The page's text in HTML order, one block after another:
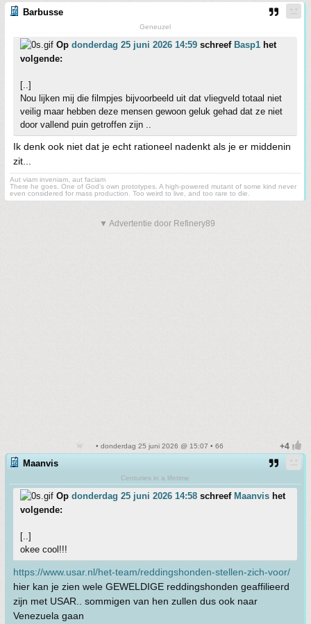
Barbusse
Geneuzel
Op donderdag 25 juni 2026 14:59 schreef Basp1 het
volgende:
[..]
Nou lijken mij die filmpjes bijvoorbeeld uit dat vliegveld totaal niet
veilig maar hebben deze mensen gewoon geluk gehad dat ze niet
door vallend puin getroffen zijn ..
Ik denk ook niet dat je echt rationeel nadenkt als je er middenin
zit...
Aut viam inveniam, aut faciam
There he goes. One of God's own prototypes. A high-powered mutant of some kind never
even considered for mass production. Too weird to live, and too rare to die.
▼ Advertentie door Refinery89
• donderdag 25 juni 2026 @ 15:07 • 66
Maanvis
Centuries in a lifetime
Op donderdag 25 juni 2026 14:58 schreef Maanvis het
volgende:
[..]
okee cool!!!
https://www.usar.nl/het-team/reddingshonden-stellen-zich-voor/
hier kan je zien wele GEWELDIGE reddingshonden geaffilieerd
zijn met USAR.. sommigen van hen zullen dus ook naar
Venezuela gaan